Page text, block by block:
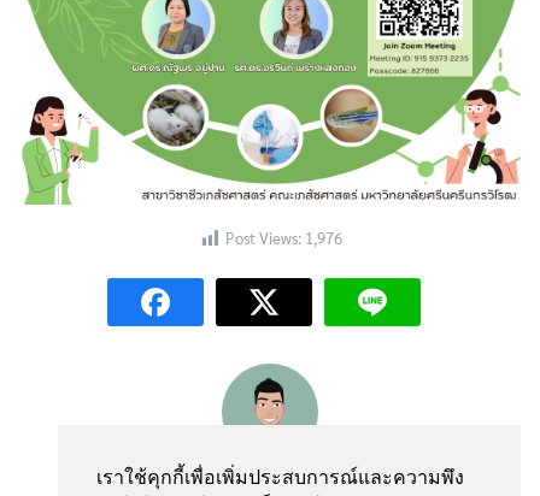
เราใช้คุกกี้เพื่อเพิ่มประสบการณ์และความพึง
Search
Post Views: 1,976
webmaster